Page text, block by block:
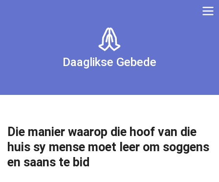
Daaglikse Gebede
Die manier waarop die hoof van die
huis sy mense moet leer om soggens
en saans te bid